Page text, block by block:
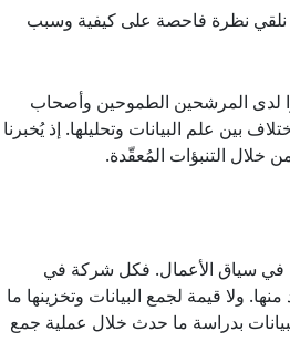
نلقي نظرة فاحصة على كيفية وسبب
لدى المرشحين الطموحين وأصحاب
بين علم البيانات وتحليلها. إذ يُخبرنا
خلال التنبؤات المُعقّدة.
في سياق الأعمال. فكل شركة في
ولا قيمة لجمع البيانات وتخزينها ما
بدراسة ما حدث خلال عملية جمع